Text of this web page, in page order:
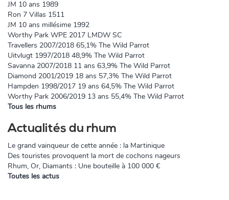
JM 10 ans 1989
Ron 7 Villas 1511
JM 10 ans millésime 1992
Worthy Park WPE 2017 LMDW SC
Travellers 2007/2018 65,1% The Wild Parrot
Uitvlugt 1997/2018 48,9% The Wild Parrot
Savanna 2007/2018 11 ans 63,9% The Wild Parrot
Diamond 2001/2019 18 ans 57,3% The Wild Parrot
Hampden 1998/2017 19 ans 64,5% The Wild Parrot
Worthy Park 2006/2019 13 ans 55,4% The Wild Parrot
Tous les rhums
Actualités du rhum
Le grand vainqueur de cette année : la Martinique
Des touristes provoquent la mort de cochons nageurs
Rhum, Or, Diamants : Une bouteille à 100 000 €
Toutes les actus